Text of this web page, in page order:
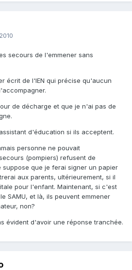
secours de l'emmener sans
écrit de l'IEN qui précise qu'aucun
de décharge et que je n'ai pas de
d'éducation si ils acceptent.
personne ne pouvait
(pompiers) refusent de
suppose que je ferai signer un papier
aux parents, ultérieurement, si il
pour l'enfant. Maintenant, si c'est
SAMU, et là, ils peuvent emmener
non?
évident d'avoir une réponse tranchée.